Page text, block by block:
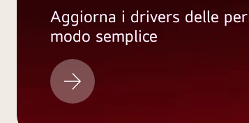
Aggiorna i drivers delle
modo semplice
Aggiornamento
LG